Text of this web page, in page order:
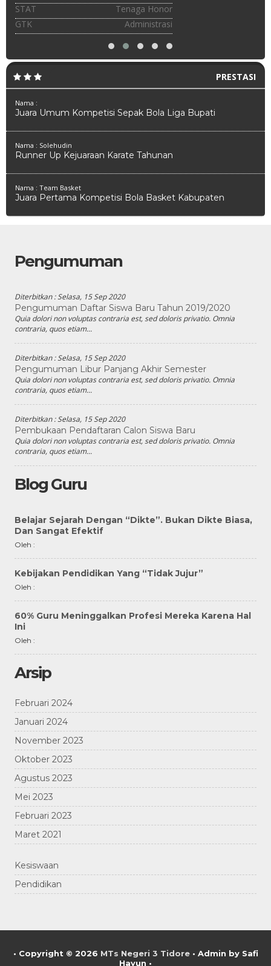
STAT
Tenaga Honor
GTK
Administrasi
PRESTASI
Nama :
Juara Umum Kompetisi Sepak Bola Liga Bupati
Nama : Solehudin
Runner Up Kejuaraan Karate Tahunan
Nama : Team Basket
Juara Pertama Kompetisi Bola Basket Kabupaten
Pengumuman
Diterbitkan :Selasa, 15 Sep 2020
Pengumuman Daftar Siswa Baru Tahun 2019/2020
Quia dolori non voluptas contraria est, sed doloris privatio. Omnia
contraria, quos etiam...
Diterbitkan :Selasa, 15 Sep 2020
Pengumuman Libur Panjang Akhir Semester
Quia dolori non voluptas contraria est, sed doloris privatio. Omnia
contraria, quos etiam...
Diterbitkan :Selasa, 15 Sep 2020
Pembukaan Pendaftaran Calon Siswa Baru
Quia dolori non voluptas contraria est, sed doloris privatio. Omnia
contraria, quos etiam...
Blog Guru
Belajar Sejarah Dengan “Dikte”. Bukan Dikte Biasa,
Dan Sangat Efektif
Oleh :
Kebijakan Pendidikan Yang “Tidak Jujur”
Oleh :
60% Guru Meninggalkan Profesi Mereka Karena Hal
Ini
Oleh :
Arsip
Februari 2024
Januari 2024
November 2023
Oktober 2023
Agustus 2023
Mei 2023
Februari 2023
Maret 2021
Kesiswaan
Pendidikan
• Copyright © 2026 MTs Negeri 3 Tidore• Admin by Safi
Hayun •